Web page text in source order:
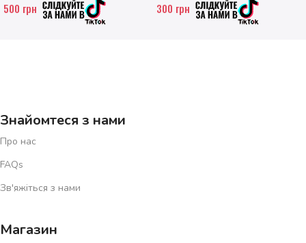
500 грн 300 грн
Знайомтеся з нами
Про нас
FAQs
Зв'яжіться з нами
Магазин